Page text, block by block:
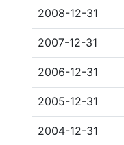
2008-12-31
2007-12-31
2006-12-31
2005-12-31
2004-12-31